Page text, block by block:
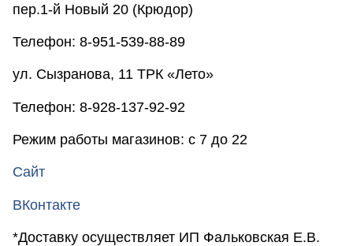
пер.1-й Новый 20 (Крюдор)
Телефон: 8-951-539-88-89
ул. Сызранова, 11 ТРК «Лето»
Телефон: 8-928-137-92-92
Режим работы магазинов: с 7 до 22
Сайт
ВКонтакте
*Доставку осуществляет ИП Фальковская Е.В.